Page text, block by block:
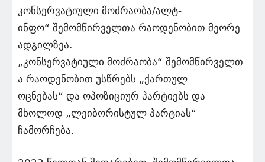
კონსერვატიული მოძრაობა/ალტ-
ინფო“ შემომწირველთა რაოდენობით მეორე
ადგილზეა.
„კონსერვატიული მოძრაობა“ შემომწირველთ
ა რაოდენობით უსწრებს „ქართულ
ოცნებას“ და ოპოზიციურ პარტიებს და
მხოლოდ „ლეიბორისტულ პარტიას“
ჩამორჩება.